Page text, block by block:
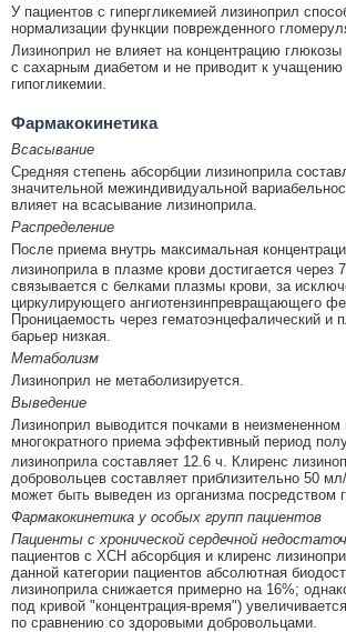
У пациентов с гипергликемией лизиноприл
нормализации функции поврежденного
Лизиноприл не влияет на концентрацию глюкозы
с сахарным диабетом и не приводит к учащению
гипогликемии.
Фармакокинетика
Всасывание
Средняя степень абсорбции лизиноприла
значительной межиндивидуальной
влияет на всасывание лизиноприла.
Распределение
После приема внутрь максимальная
лизиноприла в плазме крови достигается через
связывается с белками плазмы крови, за
циркулирующего ангиотензинпревращающего
Проницаемость через гематоэнцефалический и
барьер низкая.
Метаболизм
Лизиноприл не метаболизируется.
Выведение
Лизиноприл выводится почками в
многократного приема эффективный период
лизиноприла составляет 12.6 ч. Клиренс
добровольцев составляет приблизительно 50
может быть выведен из организма посредством
Фармакокинетика у особых групп пациентов
Пациенты с хронической сердечной
пациентов с ХСН абсорбция и клиренс
данной категории пациентов абсолютная
лизиноприла снижается примерно на 16%;
под кривой "концентрация-время")
по сравнению со здоровыми добровольцами.